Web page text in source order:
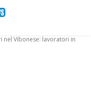
nel Vibonese: lavoratori in